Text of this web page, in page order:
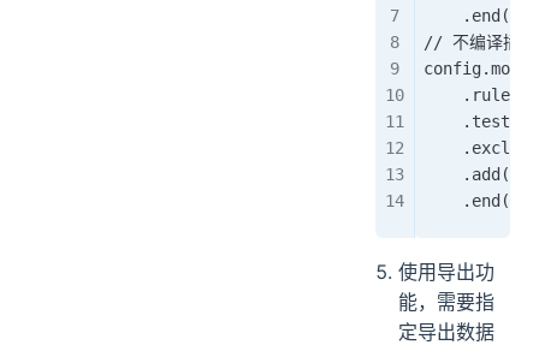
    .end();
// 不编译插件
.test(/
    .exclude
    .end();
使用导出功
能，需要指
定导出数据